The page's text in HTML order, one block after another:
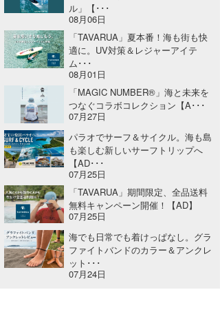
ル」【･･･
08月06日
「TAVARUA」夏本番！海も街も快
適に。UV対策＆レジャーアイテ
ム･･･
08月01日
「MAGIC NUMBER®」海と未来を
つなぐコラボコレクション【A･･･
07月27日
パラオでサーフ＆サイクル。海も島
も楽しむ新しいサーフトリップへ
【AD･･･
07月25日
「TAVARUA」期間限定、全品送料
無料キャンペーン開催！【AD】
07月25日
海でも日常でも着けっぱなし。グラ
ファイトバンドのカラー＆アンクレ
ット･･･
07月24日